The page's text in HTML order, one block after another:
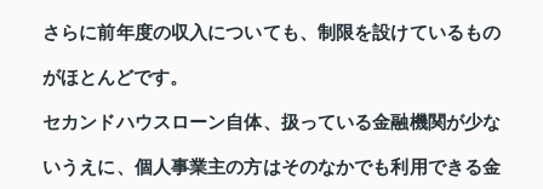
さらに前年度の収入についても、制限を設けているもの
がほとんどです。
セカンドハウスローン自体、扱っている金融機関が少な
いうえに、個人事業主の方はそのなかでも利用できる金